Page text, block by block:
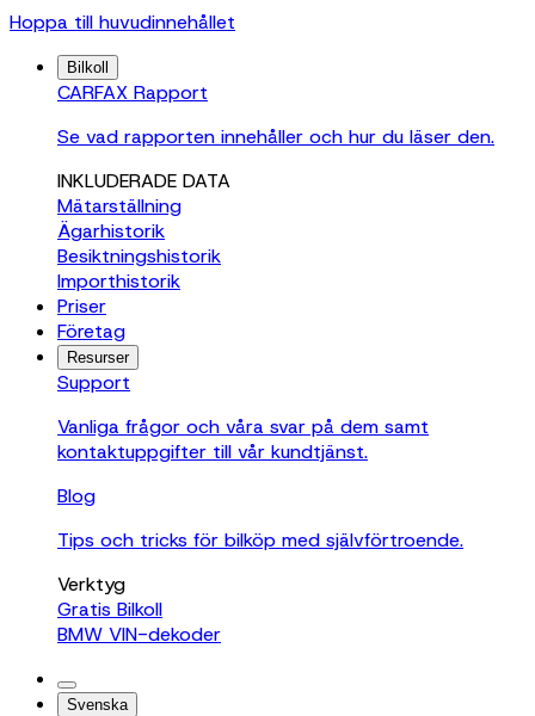
Hoppa till huvudinnehållet
Bilkoll
CARFAX Rapport
Se vad rapporten innehåller och hur du läser den.
INKLUDERADE DATA
Mätarställning
Ägarhistorik
Besiktningshistorik
Importhistorik
Priser
Företag
Resurser
Support
Vanliga frågor och våra svar på dem samt
kontaktuppgifter till vår kundtjänst.
Blog
Tips och tricks för bilköp med självförtroende.
Verktyg
Gratis Bilkoll
BMW VIN-dekoder
Svenska